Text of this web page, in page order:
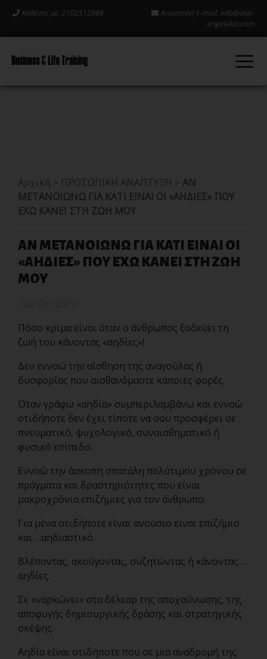
Καλέστε με: 2102512988 Αποστολή E-mail: info@akis-
angelakis.com
Αρχική > ΠΡΟΣΩΠΙΚΗ ΑΝΑΠΤΥΞΗ > ΑΝ
ΜΕΤΑΝΟΙΩΝΩ ΓΙΑ ΚΑΤΙ ΕΙΝΑΙ ΟΙ «ΑΗΔΙΕΣ» ΠΟΥ
ΕΧΩ ΚΑΝΕΙ ΣΤΗ ΖΩΗ ΜΟΥ
ΑΝ ΜΕΤΑΝΟΙΩΝΩ ΓΙΑ ΚΑΤΙ ΕΙΝΑΙ ΟΙ
«ΑΗΔΙΕΣ» ΠΟΥ ΕΧΩ ΚΑΝΕΙ ΣΤΗ ΖΩΗ
ΜΟΥ
Πόσο κρίμα είναι όταν ο άνθρωπος ξοδεύει τη
ζωή του κάνοντας «αηδίες»!
Δεν εννοώ την αίσθηση της αναγούλας ή
δυσφορίας που αισθανόμαστε κάποιες φορές.
Όταν γράφω «αηδία» συμπεριλαμβάνω και εννοώ
οτιδήποτε δεν έχει τίποτε να σου προσφέρει σε
πνευματικό, ψυχολογικό, συναισθηματικό ή
φυσικό επίπεδο.
Εννοώ την άσκοπη σπατάλη πολύτιμου χρόνου σε
πράγματα και δραστηριότητες που είναι
μακροχρόνια επιζήμιες για τον άνθρωπο.
Για μένα οτιδήποτε είναι ανούσιο είναι επιζήμιο
και …αηδιαστικό.
Βλέποντας, ακούγοντας, συζητώντας ή κάνοντας …
αηδίες.
Σε «ναρκώνει» στα δέλεαρ της αποχαύνωσης, της
αποφυγής δημιουργικής δράσης και στρατηγικής
σκέψης.
Αηδία είναι οτιδήποτε που σε μια αναδρομή της